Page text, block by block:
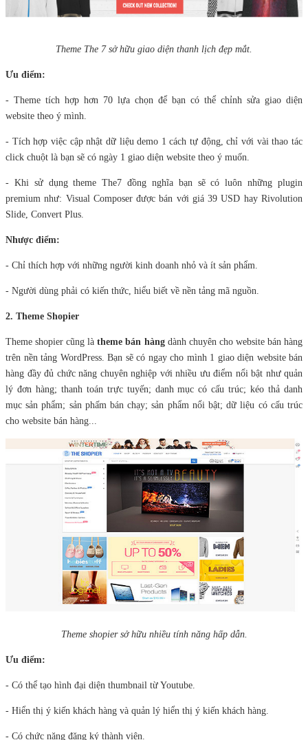
Theme The 7 sở hữu giao diện thanh lịch đẹp mắt.
Ưu điểm:
- Theme tích hợp hơn 70 lựa chọn để bạn có thể chỉnh sửa giao diện
website theo ý mình.
- Tích hợp việc cập nhật dữ liệu demo 1 cách tự động, chỉ với vài thao tác
click chuột là bạn sẽ có ngày 1 giao diện website theo ý muốn.
- Khi sử dụng theme The7 đồng nghĩa bạn sẽ có luôn những plugin
premium như: Visual Composer được bán với giá 39 USD hay Rivolution
Slide, Convert Plus.
Nhược điểm:
- Chỉ thích hợp với những người kinh doanh nhỏ và ít sản phẩm.
- Người dùng phải có kiến thức, hiểu biết về nền tảng mã nguồn.
2. Theme Shopier
Theme shopier cũng làtheme bán hàngdành chuyên cho website bán hàng
trên nền tảng WordPress. Bạn sẽ có ngay cho mình 1 giao diện website bán
hàng đầy đủ chức năng chuyên nghiệp với nhiều ưu điểm nổi bật như quản
lý đơn hàng; thanh toán trực tuyến; danh mục có cấu trúc; kéo thả danh
mục sản phẩm; sản phấm bán chạy; sản phẩm nổi bật; dữ liệu có cấu trúc
cho website bán hàng...
Theme shopier sở hữu nhiều tính năng hấp dẫn.
Ưu điểm:
- Có thể tạo hình đại diện thumbnail từ Youtube.
- Hiển thị ý kiến khách hàng và quản lý hiển thị ý kiến khách hàng.
- Có chức năng đăng ký thành viện.